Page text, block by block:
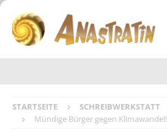
STARTSEITE SCHREIBWERKSTATT
Mündige Bürger gegen Klimawandel!